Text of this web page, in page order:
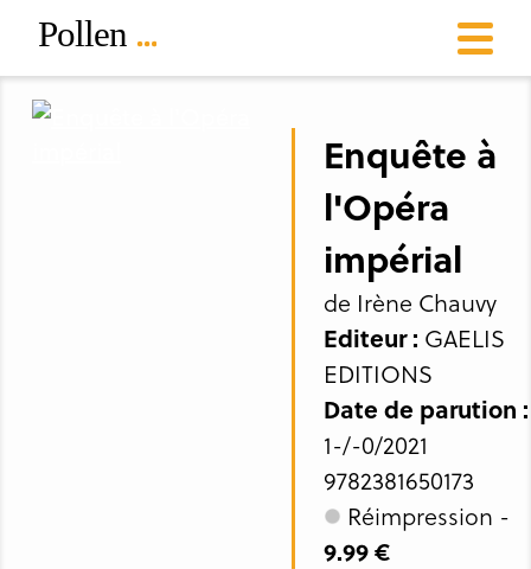
Enquête à
l'Opéra
impérial
de Irène Chauvy
Editeur : GAELIS
EDITIONS
Date de parution :
1-/-0/2021
9782381650173
Réimpression -
9.99 €